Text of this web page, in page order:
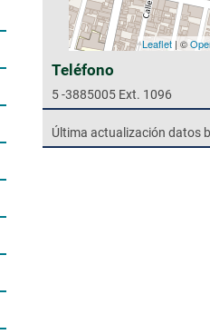
Leaflet | ©
Teléfono
5 -3885005 Ext. 1096
Última actualización datos